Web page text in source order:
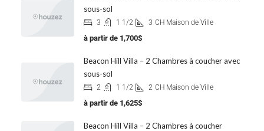
sous-sol
3 1 1/2 3 CH Maison de Ville
à partir de 1,700$
Beacon Hill Villa – 2 Chambres à coucher avec
sous-sol
2 1 1/2 2 CH Maison de Ville
à partir de 1,625$
Beacon Hill Villa – 2 Chambres à coucher